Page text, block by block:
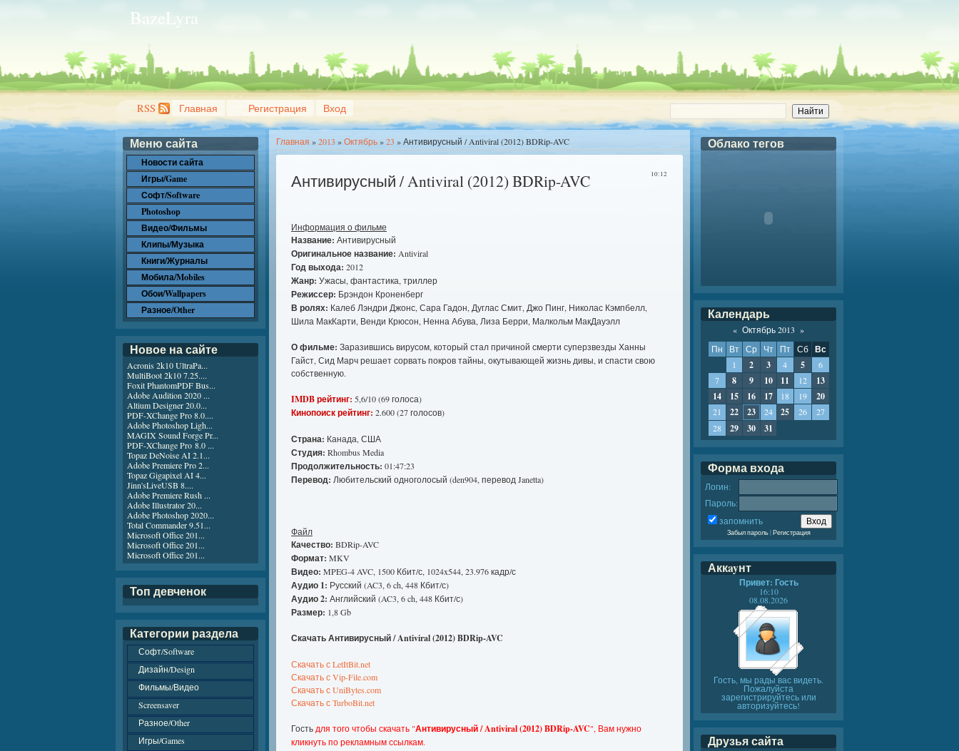
BazeLyra
RSS Главная Регистрация Вход
Главная »2013 »Октябрь»23 » Антивирусный / Antiviral (2012) BDRip-AVC
10:12
Антивирусный / Antiviral (2012) BDRip-AVC
Информация о фильме
Название: Антивирусный
Оригинальное название: Antiviral
Год выхода: 2012
Жанр: Ужасы, фантастика, триллер
Режиссер: Брэндон Кроненберг
В ролях: Калеб Лэндри Джонс, Сара Гадон, Дуглас Смит, Джо Пинг, Николас Кэмпбелл,
Шила МакКарти, Венди Крюсон, Ненна Абува, Лиза Берри, Малкольм МакДауэлл
О фильме: Заразившись вирусом, который стал причиной смерти суперзвезды Ханны
Гайст, Сид Марч решает сорвать покров тайны, окутывающей жизнь дивы, и спасти свою
собственную.
IMDB рейтинг: 5,6/10 (69 голоса)
Кинопоиск рейтинг: 2.600 (27 голосов)
Страна: Канада, США
Студия: Rhombus Media
Продолжительность: 01:47:23
Перевод: Любительский одноголосый (den904, перевод Janetta)
Файл
Качество: BDRip-AVC
Формат: MKV
Видео: MPEG-4 AVC, 1500 Кбит/с, 1024x544, 23.976 кадр/с
Аудио 1: Русский (AC3, 6 ch, 448 Кбит/с)
Аудио 2: Английский (AC3, 6 ch, 448 Кбит/с)
Размер: 1,8 Gb
Скачать Антивирусный / Antiviral (2012) BDRip-AVC
Скачать с LetItBit.net
Скачать с Vip-File.com
Скачать с UniBytes.com
Скачать с TurboBit.net
Гость для того чтобы скачать "Антивирусный / Antiviral (2012) BDRip-AVC", Вам нужно
кликнуть по рекламным ссылкам.
Меню сайта
Новости сайта
Игры/Game
Софт/Software
Photoshop
Видео/Фильмы
Клипы/Музыка
Книги/Журналы
Мобила/Mobiles
Обои/Wallpapers
Разное/Other
Новое на сайте
Acronis 2k10 UltraPa...
MultiBoot 2k10 7.25....
Foxit PhantomPDF Bus...
Adobe Audition 2020 ...
Altium Designer 20.0...
PDF-XChange Pro 8.0....
Adobe Photoshop Ligh...
MAGIX Sound Forge Pr...
PDF-XChange Pro 8.0 ...
Topaz DeNoise AI 2.1...
Adobe Premiere Pro 2...
Topaz Gigapixel AI 4...
Jinn'sLiveUSB 8....
Adobe Premiere Rush ...
Adobe Illustrator 20...
Adobe Photoshop 2020...
Total Commander 9.51...
Microsoft Office 201...
Microsoft Office 201...
Microsoft Office 201...
Топ девченок
Категории раздела
Софт/Software
Дизайн/Design
Фильмы/Видео
Screensaver
Разное/Other
Игры/Games
Облако тегов
Календарь
« Октябрь 2013 »
Пн
Вт Ср Чт Пт Сб Вс
1 2 3 4 5
6
7
8 9 10 11 12
13
14
15 16 17 18 19 20
21 22 23 24 25 26
27
28
29 30 31
Форма входа
Логин:
Пароль:
запомнить
Забыл пароль|Регистрация
Аккayнт
Привет: Гость
16:10
08.08.2026
Гость, мы рады вас видеть.
Пожалуйста
зарегистрируйтесь или
авторизуйтесь!
Друзья сайта